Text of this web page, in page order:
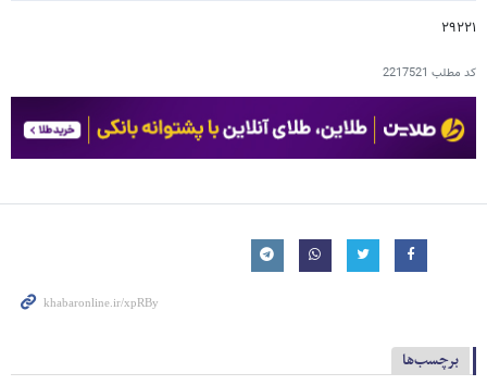
۲۹۲۲۱
کد مطلب 2217521
برچسب‌ها